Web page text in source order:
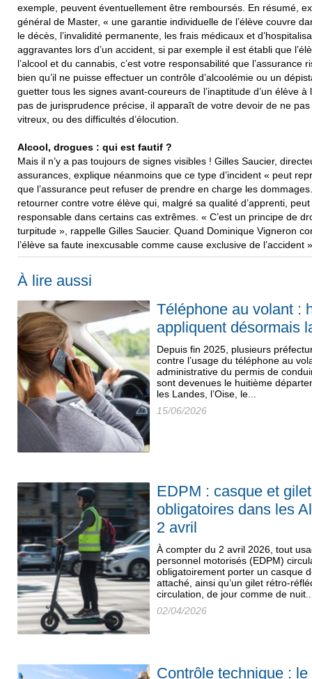
exemple, peuvent éventuellement être remboursés. En résumé,
général de Master, « une garantie individuelle de l’élève couvre
le décès, l’invalidité permanente, les frais médicaux et
aggravantes lors d’un accident, si par exemple il est établi que
l’alcool et du cannabis, c’est votre responsabilité que l’assurance
bien qu’il ne puisse effectuer un contrôle d’alcoolémie ou un
guetter tous les signes avant-coureurs de l’inaptitude d’un élève
pas de jurisprudence précise, il apparaît de votre devoir de ne
vitreux, ou des difficultés d’élocution.
Alcool, drogues : qui est fautif ?
Mais il n’y a pas toujours de signes visibles ! Gilles Saucier,
assurances, explique néanmoins que ce type d’incident « peut
que l’assurance peut refuser de prendre en charge les
retourner contre votre élève qui, malgré sa qualité d’apprenti,
responsable dans certains cas extrêmes. « C’est un principe de
turpitude », rappelle Gilles Saucier. Quand Dominique Vigneron
l’élève sa faute inexcusable comme cause exclusive de l’accident
À lire aussi
Téléphone au volant :
appliquent désormais
Depuis fin 2025, plusieurs
contre l’usage du téléphone au
administrative du permis de
sont devenues le huitième
les Landes, l’Oise, le...
15/06/2026
EDPM : casque et
obligatoires dans les
2 avril
À compter du 2 avril 2026, tout
personnel motorisés (EDPM)
obligatoirement porter un casque
attaché, ainsi qu’un gilet rétro-
circulation, de jour comme de
02/04/2026
Contrôle technique :